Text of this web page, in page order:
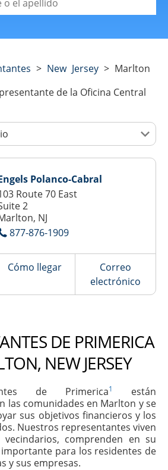
> New Jersey > Marlton
de la Oficina Central
Polanco-Cabral
Route 70 East
2
NJ
877-876-1909
Cómo llegar
Correo
electrónico
DE PRIMERICA
NEW JERSEY
de Primerica1
están
las comunidades en Marlton y se
sus objetivos financieros y los
Nuestros representantes viven
comprenden en su
para los residentes de
y sus empresas.